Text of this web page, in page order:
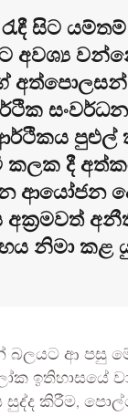
සිට
අවශ්‍ය
පුළුල්
දී
ආයෝජන
නිමා කළ
ආ පසු
කිරීම,